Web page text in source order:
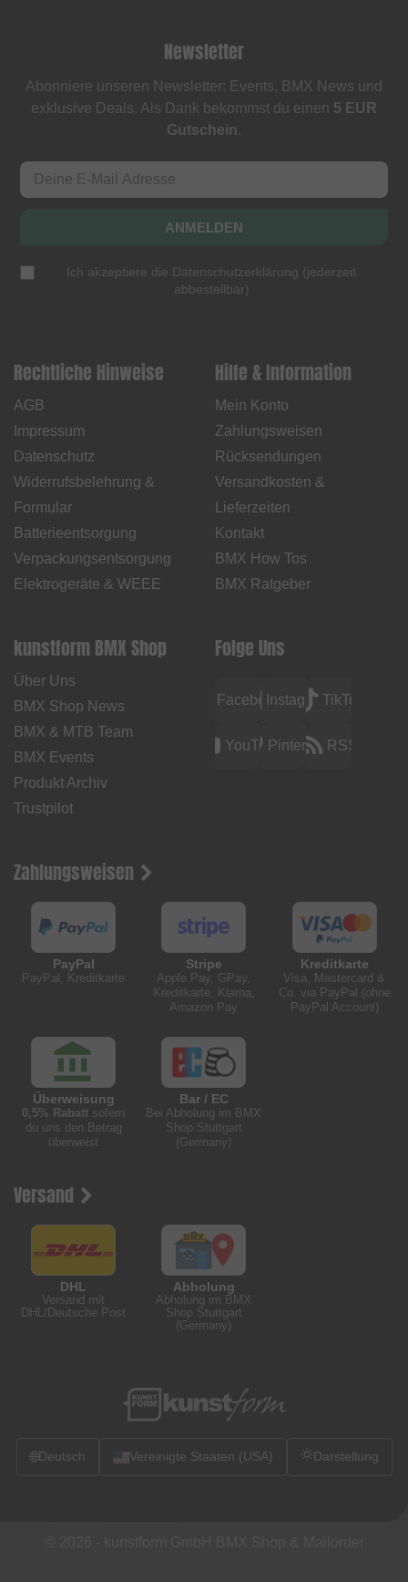
Newsletter
Abonniere unseren Newsletter: Events, BMX News und
exklusive Deals. Als Dank bekommst du einen 5 EUR
Gutschein.
ANMELDEN
Ich akzeptiere die Datenschutzerklärung (jederzeit
abbestellbar)
Rechtliche Hinweise
AGB
Impressum
Datenschutz
Widerrufsbelehrung &
Formular
Batterieentsorgung
Verpackungsentsorgung
Elektrogeräte & WEEE
Hilfe & Information
Mein Konto
Zahlungsweisen
Rücksendungen
Versandkosten &
Lieferzeiten
Kontakt
BMX How Tos
BMX Ratgeber
kunstform BMX Shop
Über Uns
BMX Shop News
BMX & MTB Team
BMX Events
Produkt Archiv
Trustpilot
Folge Uns
FacebookInstagramTikTok
YouTubePinterest RSS
Zahlungsweisen
PayPal
PayPal, Kreditkarte
Stripe
Apple Pay, GPay,
Kreditkarte, Klarna,
Amazon Pay
Kreditkarte
Visa, Mastercard &
Co. via PayPal (ohne
PayPal Account)
Überweisung
0,5% Rabatt sofern
du uns den Betrag
überweist
Bar / EC
Bei Abholung im BMX
Shop Stuttgart
(Germany)
Versand
DHL
Versand mit
DHL/Deutsche Post
Abholung
Abholung im BMX
Shop Stuttgart
(Germany)
🌐Deutsch Vereinigte Staaten (USA) Darstellung